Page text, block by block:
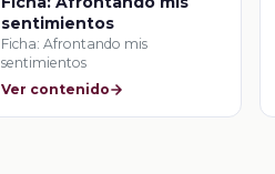
sentimientos
Ficha: Afrontando mis
sentimientos
Ver contenido